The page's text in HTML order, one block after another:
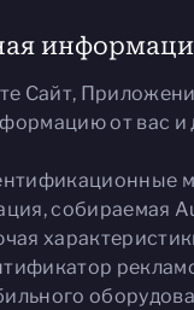
Сайт,
от вас и
собираемая